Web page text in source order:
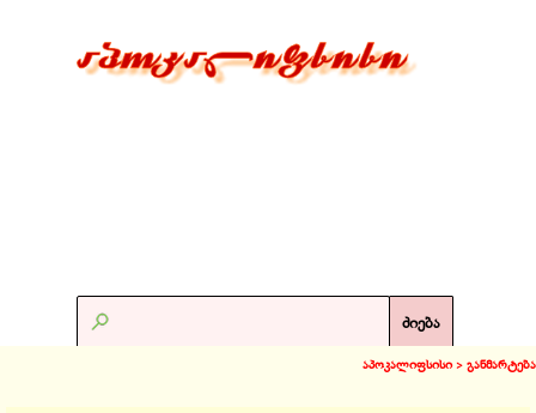
ძიება
აპოკალიფსისი > განმარტება